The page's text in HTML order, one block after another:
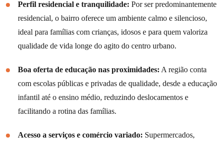
Perfil residencial e tranquilidade: Por ser predominantemente
residencial, o bairro oferece um ambiente calmo e silencioso,
ideal para famílias com crianças, idosos e para quem valoriza
qualidade de vida longe do agito do centro urbano.
Boa oferta de educação nas proximidades: A região conta
com escolas públicas e privadas de qualidade, desde a educação
infantil até o ensino médio, reduzindo deslocamentos e
facilitando a rotina das famílias.
Acesso a serviços e comércio variado: Supermercados,